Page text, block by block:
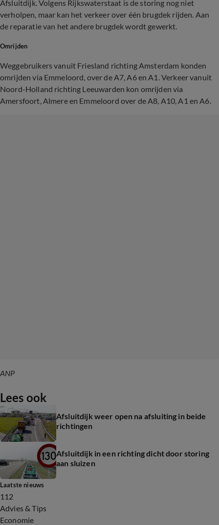
Afsluitdijk. Volgens Rijkswaterstaat is de storing nog niet
verholpen, maar kan het verkeer over één brugdek rijden. Aan
de reparatie van het andere brugdek wordt gewerkt.
Omrijden
Weggebruikers vanuit Friesland richting Amsterdam konden
omrijden via Emmeloord, over de A7, A6 en A1. Verkeer vanuit
Noord-Holland richting Leeuwarden kon omrijden via
Amersfoort, Almere en Emmeloord over de A8, A10, A1 en A6.
ANP
Lees ook
Afsluitdijk weer open na afsluiting in beide
richtingen
Afsluitdijk in een richting dicht door storing
aan sluizen
Laatste nieuws
112
Advies & Tips
Economie